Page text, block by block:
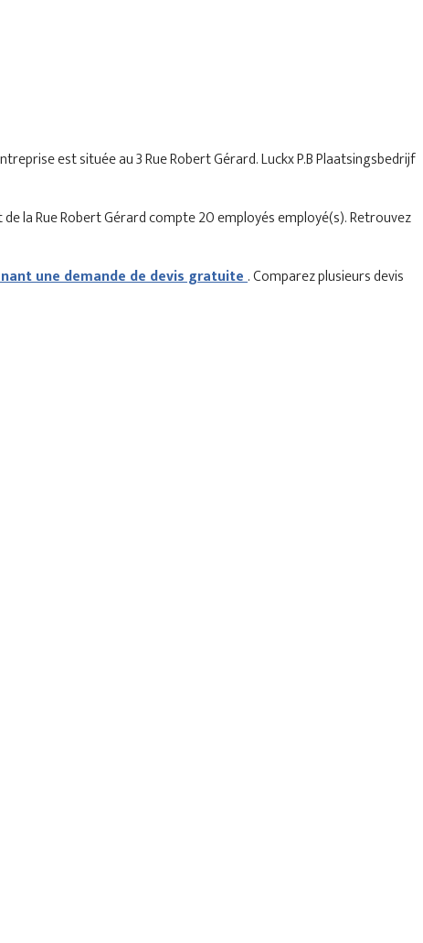
est située au 3 Rue Robert Gérard. Luckx P.B Plaatsingsbedrijf
la Rue Robert Gérard compte 20 employés employé(s). Retrouvez
une demande de devis gratuite. Comparez plusieurs devis